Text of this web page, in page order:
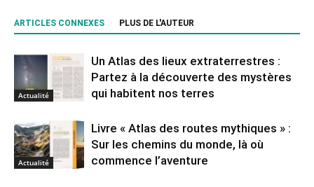
ARTICLES CONNEXES PLUS DE L'AUTEUR
Actualité
Un Atlas des lieux extraterrestres :
Partez à la découverte des mystères
qui habitent nos terres
Actualité
Livre « Atlas des routes mythiques » :
Sur les chemins du monde, là où
commence l’aventure